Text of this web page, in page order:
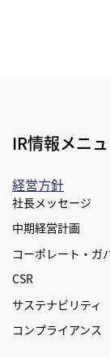
IR情報メニ
経営方針
社長メッセージ
中期経営計画
コーポレート・ガ
CSR
サステナビリティ
コンプライアンス